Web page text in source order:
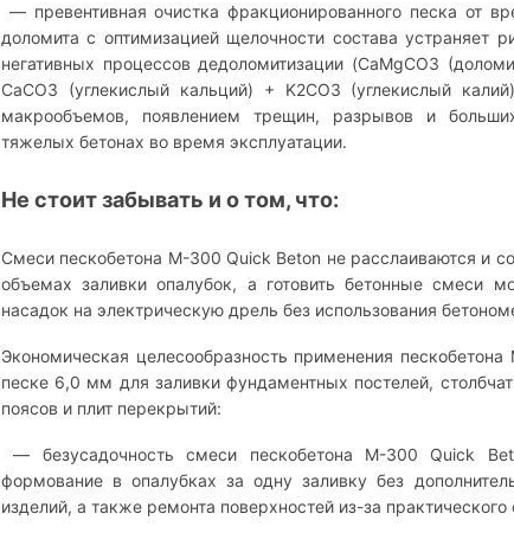
— превентивная очистка фракционированного песка от
доломита с оптимизацией щелочности состава
негативных процессов дедоломитизации (CaMgCO3
CaCO3 (углекислый кальций) + K2CO3 (углекислый
макрообъемов, появлением трещин, разрывов и
тяжелых бетонах во время эксплуатации.
Не стоит забывать и о том, что:
Смеси пескобетона М-300 Quick Beton не расслаиваются и
объемах заливки опалубок, а готовить бетонные смеси
насадок на электрическую дрель без использования
Экономическая целесообразность применения
песке 6,0 мм для заливки фундаментных постелей,
поясов и плит перекрытий:
— безусадочность смеси пескобетона М-300 Quick
формование в опалубках за одну заливку без
изделий, а также ремонта поверхностей из-за практического